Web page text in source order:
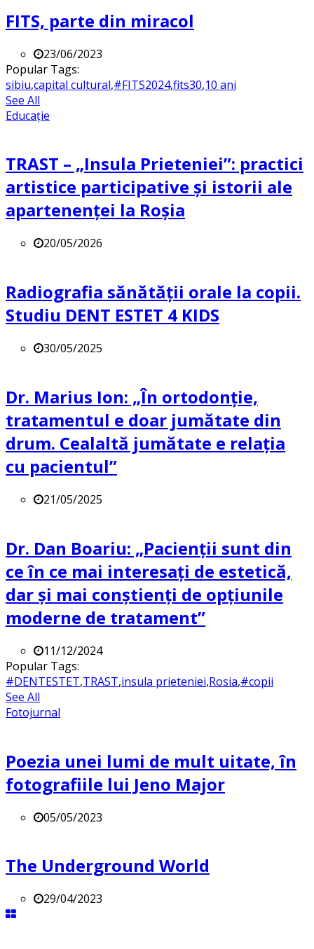
FITS, parte din miracol
23/06/2023
Popular Tags:
sibiu,capital cultural,#FITS2024,fits30,10 ani
See All
Educație
TRAST – „Insula Prieteniei”: practici
artistice participative și istorii ale
apartenenței la Roșia
20/05/2026
Radiografia sănătății orale la copii.
Studiu DENT ESTET 4 KIDS
30/05/2025
Dr. Marius Ion: „În ortodonție,
tratamentul e doar jumătate din
drum. Cealaltă jumătate e relația
cu pacientul”
21/05/2025
Dr. Dan Boariu: „Pacienții sunt din
ce în ce mai interesați de estetică,
dar și mai conștienți de opțiunile
moderne de tratament”
11/12/2024
Popular Tags:
#DENTESTET,TRAST,insula prieteniei,Rosia,#copii
See All
Fotojurnal
Poezia unei lumi de mult uitate, în
fotografiile lui Jeno Major
05/05/2023
The Underground World
29/04/2023